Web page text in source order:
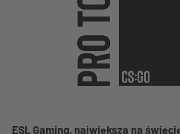
ESL Gaming, największa na